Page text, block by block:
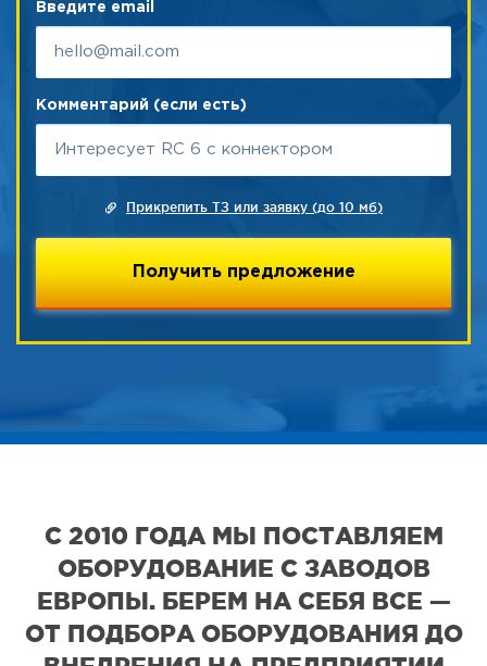
Введите email
Комментарий (если есть)
Прикрепить ТЗ или заявку (до 10 мб)
С 2010 ГОДА МЫ ПОСТАВЛЯЕМ
ОБОРУДОВАНИЕ С ЗАВОДОВ
ЕВРОПЫ. БЕРЕМ НА СЕБЯ ВСЕ —
ОТ ПОДБОРА ОБОРУДОВАНИЯ ДО